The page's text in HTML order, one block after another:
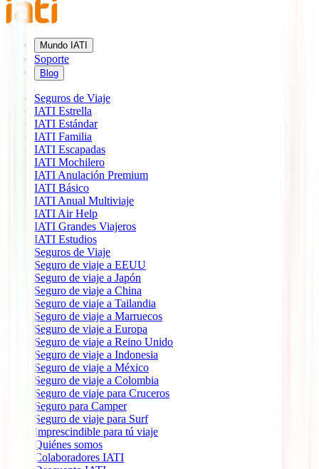
Mundo IATI
Soporte
Blog
Seguros de Viaje
IATI Estrella
IATI Estándar
IATI Familia
IATI Escapadas
IATI Mochilero
IATI Anulación Premium
IATI Básico
IATI Anual Multiviaje
IATI Air Help
IATI Grandes Viajeros
IATI Estudios
Seguros de Viaje
Seguro de viaje a EEUU
Seguro de viaje a Japón
Seguro de viaje a China
Seguro de viaje a Tailandia
Seguro de viaje a Marruecos
Seguro de viaje a Europa
Seguro de viaje a Reino Unido
Seguro de viaje a Indonesia
Seguro de viaje a México
Seguro de viaje a Colombia
Seguro de viaje para Cruceros
Seguro para Camper
Seguro de viaje para Surf
Imprescindible para tú viaje
Quiénes somos
Colaboradores IATI